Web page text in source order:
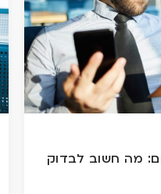
מה חשוב לבדוק